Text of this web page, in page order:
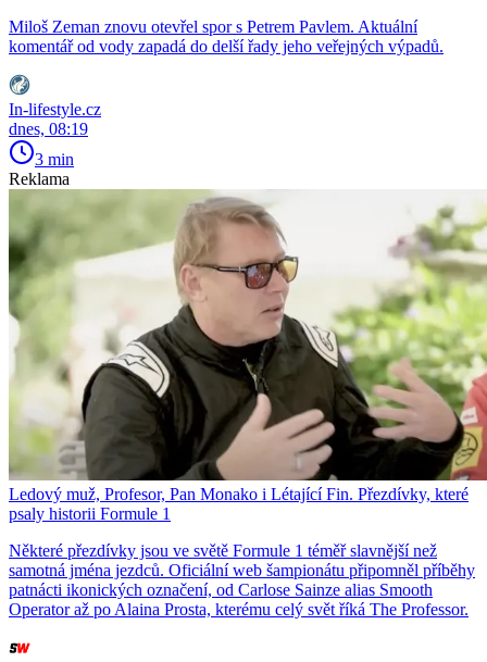
Miloš Zeman znovu otevřel spor s Petrem Pavlem. Aktuální
komentář od vody zapadá do delší řady jeho veřejných výpadů.
In-lifestyle.cz
dnes, 08:19
3 min
Reklama
Ledový muž, Profesor, Pan Monako i Létající Fin. Přezdívky, které
psaly historii Formule 1
Některé přezdívky jsou ve světě Formule 1 téměř slavnější než
samotná jména jezdců. Oficiální web šampionátu připomněl příběhy
patnácti ikonických označení, od Carlose Sainze alias Smooth
Operator až po Alaina Prosta, kterému celý svět říká The Professor.